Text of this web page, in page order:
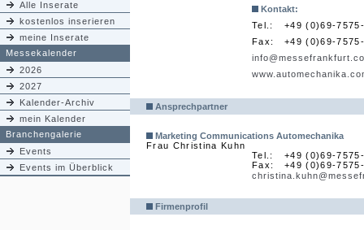
Alle Inserate
kostenlos inserieren
meine Inserate
Messekalender
2026
2027
Kalender-Archiv
mein Kalender
Branchengalerie
Events
Events im Überblick
Kontakt:
Tel.:
+49 (0)69-
Fax:
+49 (0)69-
Ansprechpartner
Marketing Communications Automechanika
Frau Christina Kuhn
Tel.:
+49 (0)69-
Fax:
+49 (0)69-
Firmenprofil